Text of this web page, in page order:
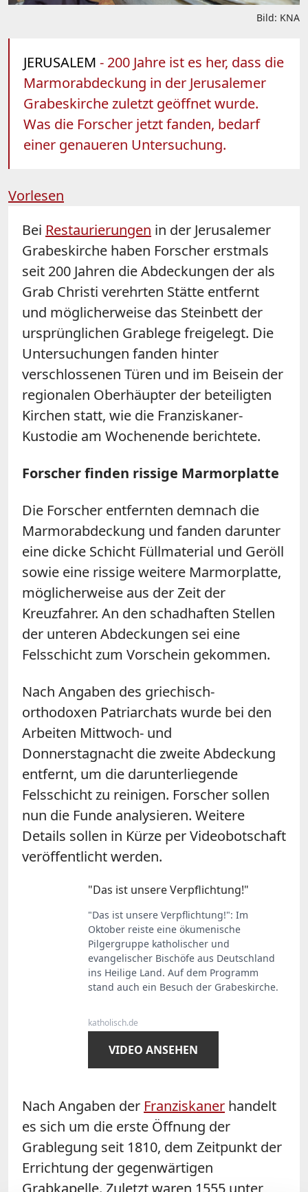
Bild: KNA
JERUSALEM - 200 Jahre ist es her, dass die
Marmorabdeckung in der Jerusalemer
Grabeskirche zuletzt geöffnet wurde.
Was die Forscher jetzt fanden, bedarf
einer genaueren Untersuchung.
Vorlesen
Bei Restaurierungen in der Jerusalemer
Grabeskirche haben Forscher erstmals
seit 200 Jahren die Abdeckungen der als
Grab Christi verehrten Stätte entfernt
und möglicherweise das Steinbett der
ursprünglichen Grablege freigelegt. Die
Untersuchungen fanden hinter
verschlossenen Türen und im Beisein der
regionalen Oberhäupter der beteiligten
Kirchen statt, wie die Franziskaner-
Kustodie am Wochenende berichtete.
Forscher finden rissige Marmorplatte
Die Forscher entfernten demnach die
Marmorabdeckung und fanden darunter
eine dicke Schicht Füllmaterial und Geröll
sowie eine rissige weitere Marmorplatte,
möglicherweise aus der Zeit der
Kreuzfahrer. An den schadhaften Stellen
der unteren Abdeckungen sei eine
Felsschicht zum Vorschein gekommen.
Nach Angaben des griechisch-
orthodoxen Patriarchats wurde bei den
Arbeiten Mittwoch- und
Donnerstagnacht die zweite Abdeckung
entfernt, um die darunterliegende
Felsschicht zu reinigen. Forscher sollen
nun die Funde analysieren. Weitere
Details sollen in Kürze per Videobotschaft
veröffentlicht werden.
"Das ist unsere Verpflichtung!"
"Das ist unsere Verpflichtung!": Im
Oktober reiste eine ökumenische
Pilgergruppe katholischer und
evangelischer Bischöfe aus Deutschland
ins Heilige Land. Auf dem Programm
stand auch ein Besuch der Grabeskirche.
katholisch.de
VIDEO ANSEHEN
Nach Angaben der Franziskaner handelt
es sich um die erste Öffnung der
Grablegung seit 1810, dem Zeitpunkt der
Errichtung der gegenwärtigen
Grabkapelle. Zuletzt waren 1555 unter